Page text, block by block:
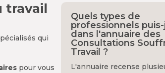
travail
qui
pour vous
Quels types de
professionnels
dans l'annuaire des
Consultations
Travail ?
L'annuaire recense